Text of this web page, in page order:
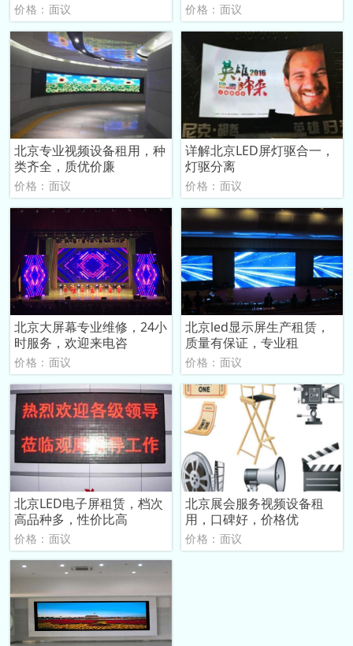
价格：面议 价格：面议
北京专业视频设备租用，种
类齐全，质优价廉
价格：面议
详解北京LED屏灯驱合一，
灯驱分离
价格：面议
北京大屏幕专业维修，24小
时服务，欢迎来电咨
价格：面议
北京led显示屏生产租赁，
质量有保证，专业租
价格：面议
北京LED电子屏租赁，档次
高品种多，性价比高
价格：面议
北京展会服务视频设备租
用，口碑好，价格优
价格：面议